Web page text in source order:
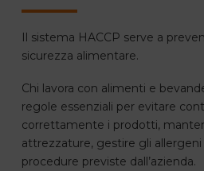
Il sistema HACCP serve a
sicurezza alimentare.
Chi lavora con alimenti e
regole essenziali per evitare
correttamente i prodotti,
attrezzature, gestire gli allergeni
procedure previste dall’azienda.